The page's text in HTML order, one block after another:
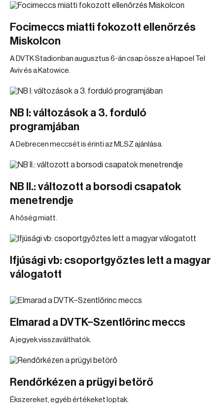
Focimeccs miatti fokozott ellenőrzés
Miskolcon
A DVTK Stadionban augusztus 6-án csap össze a Hapoel Tel
Aviv és a Katowice.
NB I: változások a 3. forduló
programjában
A Debrecen meccsét is érinti az MLSZ ajánlása.
NB II.: változott a borsodi csapatok
menetrendje
A hőség miatt.
Ifjúsági vb: csoportgyőztes lett a magyar
válogatott
Elmarad a DVTK–Szentlőrinc meccs
A jegyek visszaválthatók.
Rendőrkézen a prügyi betörő
Ékszereket, egyéb értékeket loptak.